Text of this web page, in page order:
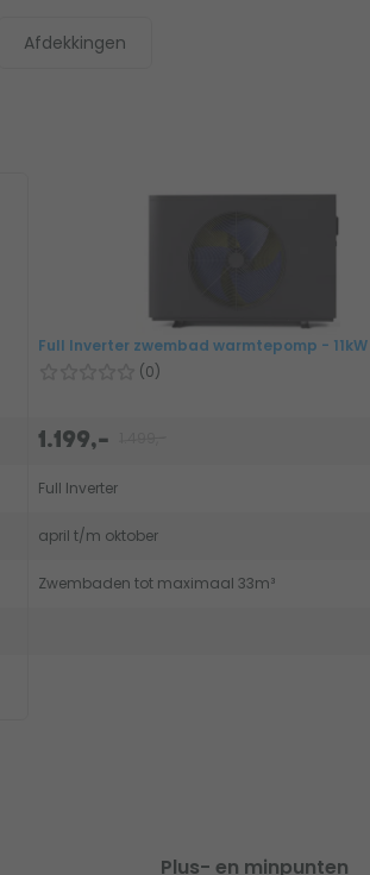
Afdekkingen
Full Inverter zwembad warmtepomp - 11kW
(0)
1.199,-
Full Inverter
april t/m oktober
Zwembaden tot maximaal 33m³
Plus- en minpunten